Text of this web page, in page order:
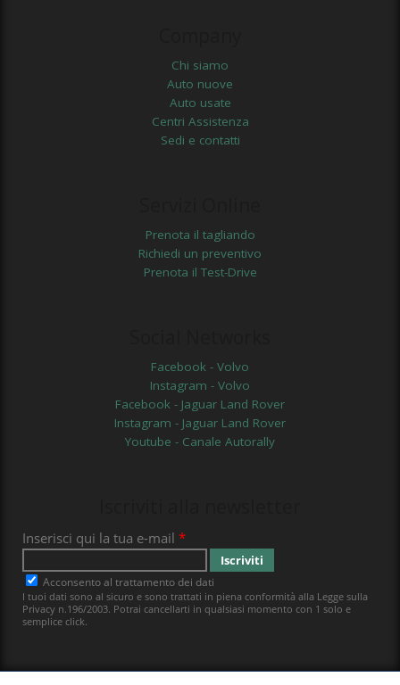
Chi siamo
Auto nuove
Auto usate
Centri Assistenza
Sedi e contatti
Prenota il tagliando
Richiedi un preventivo
Prenota il Test-Drive
Facebook - Volvo
Instagram - Volvo
Facebook - Jaguar Land Rover
Instagram - Jaguar Land Rover
Youtube - Canale Autorally